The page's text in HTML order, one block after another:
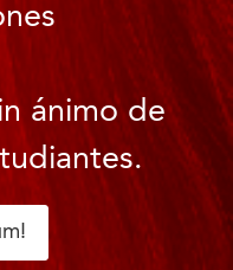
ánimo de